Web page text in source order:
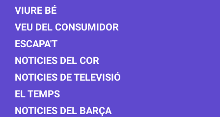
VIURE BÉ
VEU DEL CONSUMIDOR
ESCAPA'T
NOTICIES DEL COR
NOTICIES DE TELEVISIÓ
EL TEMPS
NOTICIES DEL BARÇA